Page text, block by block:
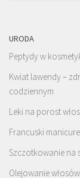
URODA
Peptydy w
Kwiat lawendy –
codziennym
Leki na porost
Francuski
Szczotkowanie na
Olejowanie